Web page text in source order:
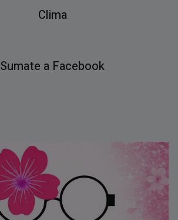
Clima
Sumate a Facebook